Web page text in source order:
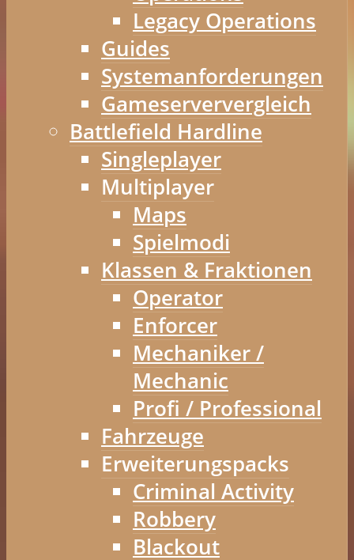
Legacy Operations
Guides
Systemanforderungen
Gameserververgleich
Battlefield Hardline
Singleplayer
Multiplayer
Maps
Spielmodi
Klassen & Fraktionen
Operator
Enforcer
Mechaniker /
Mechanic
Profi / Professional
Fahrzeuge
Erweiterungspacks
Criminal Activity
Robbery
Blackout